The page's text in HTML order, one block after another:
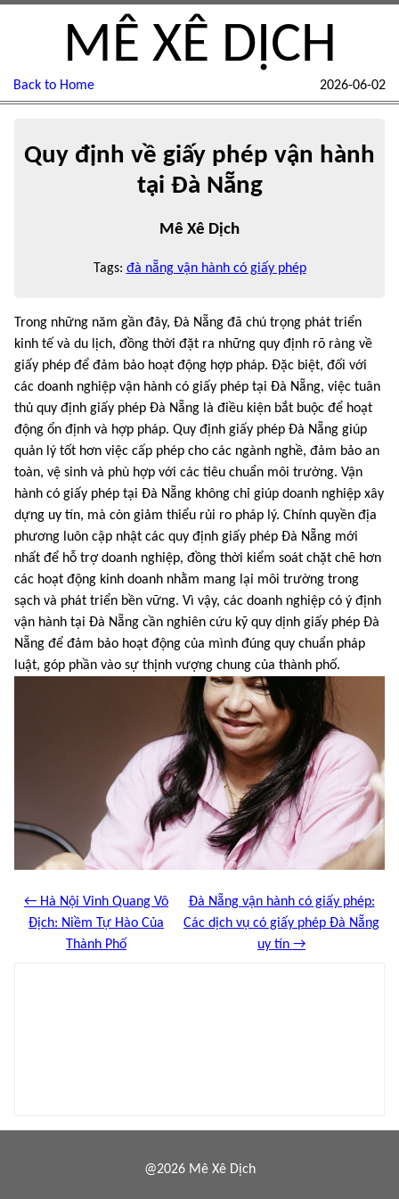
MÊ XÊ DỊCH
Back to Home 2026-06-02
Quy định về giấy phép vận hành
tại Đà Nẵng
Mê Xê Dịch
Tags: đà nẵng vận hành có giấy phép
Trong những năm gần đây, Đà Nẵng đã chú trọng phát triển
kinh tế và du lịch, đồng thời đặt ra những quy định rõ ràng về
giấy phép để đảm bảo hoạt động hợp pháp. Đặc biệt, đối với
các doanh nghiệp vận hành có giấy phép tại Đà Nẵng, việc tuân
thủ quy định giấy phép Đà Nẵng là điều kiện bắt buộc để hoạt
động ổn định và hợp pháp. Quy định giấy phép Đà Nẵng giúp
quản lý tốt hơn việc cấp phép cho các ngành nghề, đảm bảo an
toàn, vệ sinh và phù hợp với các tiêu chuẩn môi trường. Vận
hành có giấy phép tại Đà Nẵng không chỉ giúp doanh nghiệp xây
dựng uy tín, mà còn giảm thiểu rủi ro pháp lý. Chính quyền địa
phương luôn cập nhật các quy định giấy phép Đà Nẵng mới
nhất để hỗ trợ doanh nghiệp, đồng thời kiểm soát chặt chẽ hơn
các hoạt động kinh doanh nhằm mang lại môi trường trong
sạch và phát triển bền vững. Vì vậy, các doanh nghiệp có ý định
vận hành tại Đà Nẵng cần nghiên cứu kỹ quy dịnh giấy phép Đà
Nẵng để đảm bảo hoạt động của mình đúng quy chuẩn pháp
luật, góp phần vào sự thịnh vượng chung của thành phố.
← Hà Nội Vinh Quang Vô
Địch: Niềm Tự Hào Của
Thành Phố
Đà Nẵng vận hành có giấy phép:
Các dịch vụ có giấy phép Đà Nẵng
uy tín →
@2026 Mê Xê Dịch